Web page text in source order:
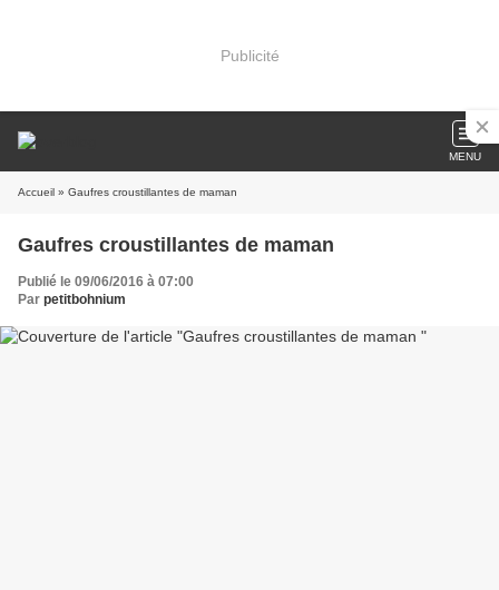
Publicité
MENU
Accueil » Gaufres croustillantes de maman
Gaufres croustillantes de maman
Publié le 09/06/2016 à 07:00
Par petitbohnium